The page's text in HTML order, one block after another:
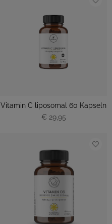
Vitamin C liposomal 60 Kapseln
€ 29,95